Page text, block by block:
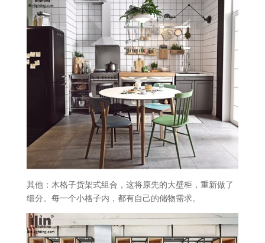
其他：木格子货架式组合，这将原先的大壁柜，重新做了
细分。每一个小格子内，都有自己的储物需求。